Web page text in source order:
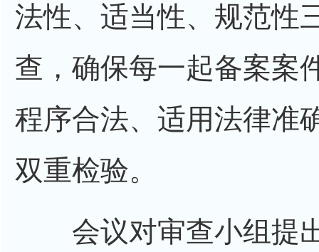
法性、适当性、规范性
查，确保每一起备案案
程序合法、适用法律准
双重检验。
会议对审查小组提